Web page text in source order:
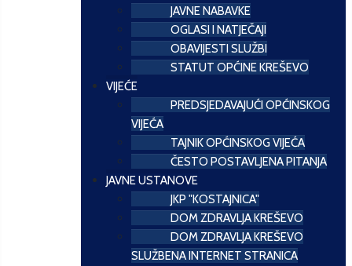
JAVNE NABAVKE
OGLASI I NATJEČAJI
OBAVIJESTI SLUŽBI
STATUT OPĆINE KREŠEVO
VIJEĆE
PREDSJEDAVAJUĆI OPĆINSKOG
VIJEĆA
TAJNIK OPĆINSKOG VIJEĆA
ČESTO POSTAVLJENA PITANJA
JAVNE USTANOVE
JKP "KOSTAJNICA"
DOM ZDRAVLJA KREŠEVO
DOM ZDRAVLJA KREŠEVO
SLUŽBENA INTERNET STRANICA